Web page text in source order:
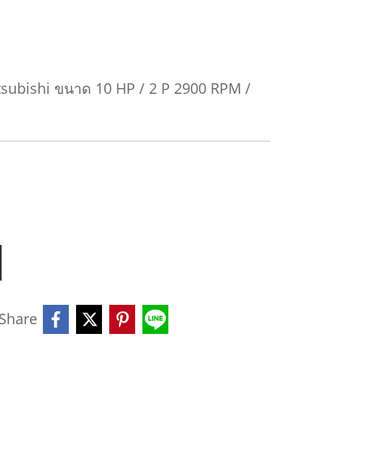
ขนาด 10 HP / 2 P 2900 RPM /
Share